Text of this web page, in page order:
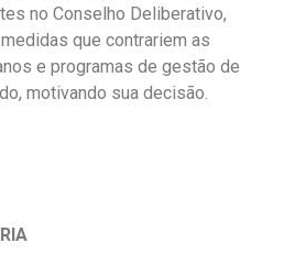
no Conselho Deliberativo,
que contrariem as
e programas de gestão de
motivando sua decisão.